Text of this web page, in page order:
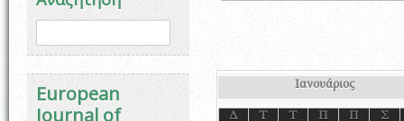
Φόρμα αναζήτησης
European
Journal of
Ιανουάριος
Δ Τ Τ Π Π
Σ